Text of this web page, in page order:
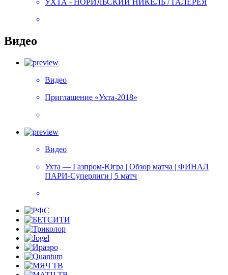
УХТА - НОРИЛЬСКИЙ НИКЕЛЬ / ГАЛЕРЕЯ
Видео
Видео
Приглашение «Ухта-2018»
Видео
Ухта — Газпром-Югра | Обзор матча | ФИНАЛ
ПАРИ-Суперлиги | 5 матч